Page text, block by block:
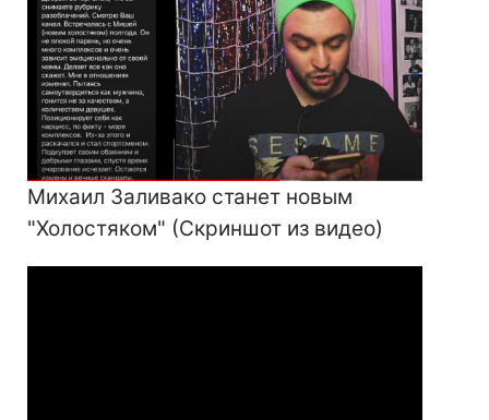
Михаил Заливако станет новым
"Холостяком" (Скриншот из видео)